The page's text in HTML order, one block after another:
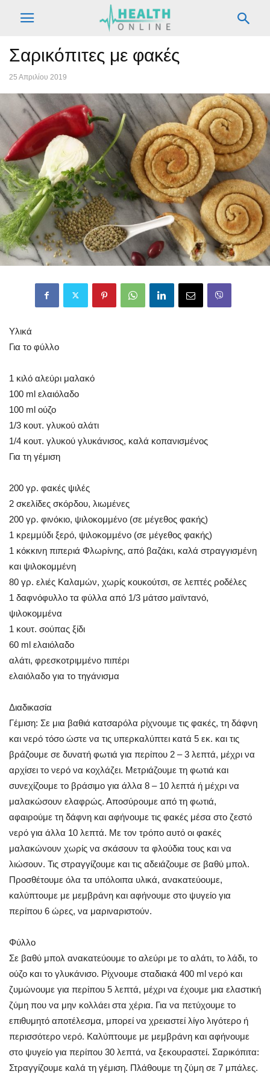
Σαρικόπιτες με φακές
25 Απριλίου 2019
Υλικά
Για το φύλλο
1 κιλό αλεύρι μαλακό
100 ml ελαιόλαδο
100 ml ούζο
1/3 κουτ. γλυκού αλάτι
1/4 κουτ. γλυκού γλυκάνισος, καλά κοπανισμένος
Για τη γέμιση
200 γρ. φακές ψιλές
2 σκελίδες σκόρδου, λιωμένες
200 γρ. φινόκιο, ψιλοκομμένο (σε μέγεθος φακής)
1 κρεμμύδι ξερό, ψιλοκομμένο (σε μέγεθος φακής)
1 κόκκινη πιπεριά Φλωρίνης, από βαζάκι, καλά στραγγισμένη
και ψιλοκομμένη
80 γρ. ελιές Καλαμών, χωρίς κουκούτσι, σε λεπτές ροδέλες
1 δαφνόφυλλο τα φύλλα από 1/3 μάτσο μαϊντανό,
ψιλοκομμένα
1 κουτ. σούπας ξίδι
60 ml ελαιόλαδο
αλάτι, φρεσκοτριμμένο πιπέρι
ελαιόλαδο για το τηγάνισμα
Διαδικασία
Γέμιση: Σε μια βαθιά κατσαρόλα ρίχνουμε τις φακές, τη δάφνη
και νερό τόσο ώστε να τις υπερκαλύπτει κατά 5 εκ. και τις
βράζουμε σε δυνατή φωτιά για περίπου 2 – 3 λεπτά, μέχρι να
αρχίσει το νερό να κοχλάζει. Μετριάζουμε τη φωτιά και
συνεχίζουμε το βράσιμο για άλλα 8 – 10 λεπτά ή μέχρι να
μαλακώσουν ελαφρώς. Αποσύρουμε από τη φωτιά,
αφαιρούμε τη δάφνη και αφήνουμε τις φακές μέσα στο ζεστό
νερό για άλλα 10 λεπτά. Με τον τρόπο αυτό οι φακές
μαλακώνουν χωρίς να σκάσουν τα φλούδια τους και να
λιώσουν. Τις στραγγίζουμε και τις αδειάζουμε σε βαθύ μπολ.
Προσθέτουμε όλα τα υπόλοιπα υλικά, ανακατεύουμε,
καλύπτουμε με μεμβράνη και αφήνουμε στο ψυγείο για
περίπου 6 ώρες, να μαριναριστούν.
Φύλλο
Σε βαθύ μπολ ανακατεύουμε το αλεύρι με το αλάτι, το λάδι, το
ούζο και το γλυκάνισο. Ρίχνουμε σταδιακά 400 ml νερό και
ζυμώνουμε για περίπου 5 λεπτά, μέχρι να έχουμε μια ελαστική
ζύμη που να μην κολλάει στα χέρια. Για να πετύχουμε το
επιθυμητό αποτέλεσμα, μπορεί να χρειαστεί λίγο λιγότερο ή
περισσότερο νερό. Καλύπτουμε με μεμβράνη και αφήνουμε
στο ψυγείο για περίπου 30 λεπτά, να ξεκουραστεί. Σαρικόπιτα:
Στραγγίζουμε καλά τη γέμιση. Πλάθουμε τη ζύμη σε 7 μπάλες.